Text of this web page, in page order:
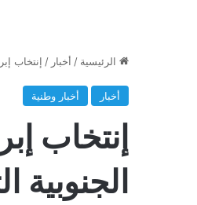
الرئيسية / أخبار / إنتخاب
أخبار أخبار وطنية
إنتخاب
الجنوبية